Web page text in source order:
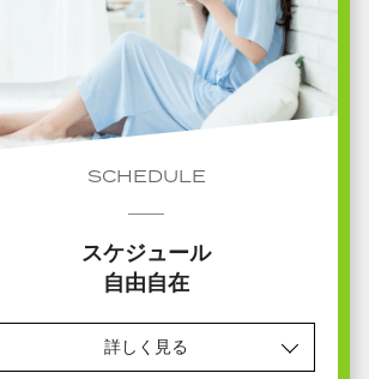
SCHEDULE
スケジュール
自由自在
詳しく見る